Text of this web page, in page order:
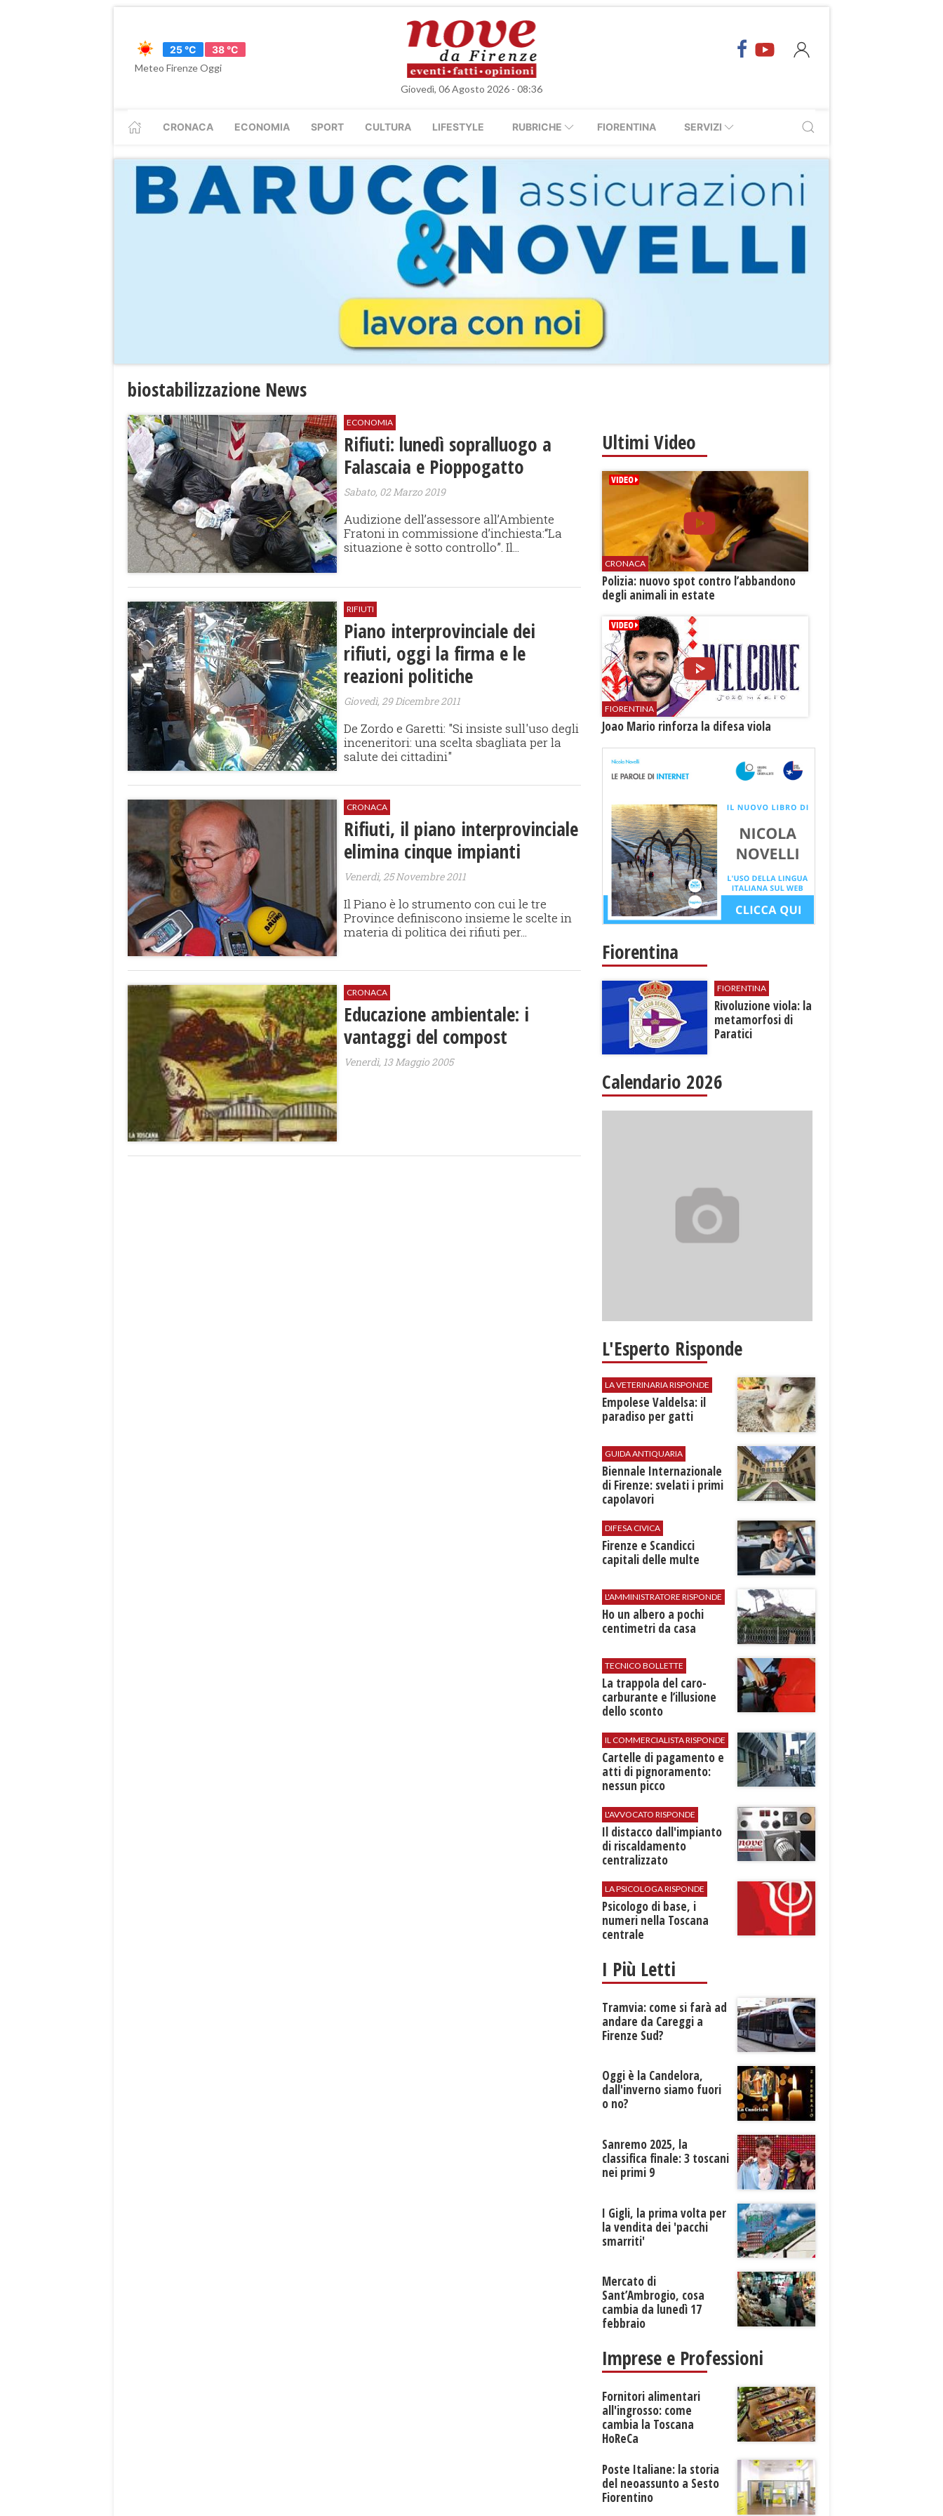
25 °C
38 °C
Meteo Firenze Oggi
Giovedì, 06 Agosto 2026 - 08:36
CRONACA ECONOMIA SPORT CULTURA LIFESTYLE RUBRICHE FIORENTINA SERVIZI
biostabilizzazione News
ECONOMIA
Rifiuti: lunedì sopralluogo a
Falascaia e Pioppogatto
Sabato, 02 Marzo 2019
Audizione dell’assessore all’Ambiente
Fratoni in commissione d’inchiesta:“La
situazione è sotto controllo”. Il...
RIFIUTI
Piano interprovinciale dei
rifiuti, oggi la firma e le
reazioni politiche
Giovedì, 29 Dicembre 2011
De Zordo e Garetti: "Si insiste sull'uso degli
inceneritori: una scelta sbagliata per la
salute dei cittadini"
CRONACA
Rifiuti, il piano interprovinciale
elimina cinque impianti
Venerdì, 25 Novembre 2011
Il Piano è lo strumento con cui le tre
Province definiscono insieme le scelte in
materia di politica dei rifiuti per...
CRONACA
Educazione ambientale: i
vantaggi del compost
Venerdì, 13 Maggio 2005
Ultimi Video
CRONACA
Polizia: nuovo spot contro l’abbandono
degli animali in estate
FIORENTINA
Joao Mario rinforza la difesa viola
Fiorentina
FIORENTINA
​Rivoluzione viola: la
metamorfosi di
Paratici
Calendario 2026
L'Esperto Risponde
LA VETERINARIA RISPONDE
Empolese Valdelsa: il
paradiso per gatti
GUIDA ANTIQUARIA
Biennale Internazionale
di Firenze: svelati i primi
capolavori
DIFESA CIVICA
Firenze e Scandicci
capitali delle multe
L'AMMINISTRATORE RISPONDE
Ho un albero a pochi
centimetri da casa
TECNICO BOLLETTE
​La trappola del caro-
carburante e l’illusione
dello sconto
IL COMMERCIALISTA RISPONDE
Cartelle di pagamento e
atti di pignoramento:
nessun picco
L'AVVOCATO RISPONDE
Il distacco dall'impianto
di riscaldamento
centralizzato
LA PSICOLOGA RISPONDE
Psicologo di base, i
numeri nella Toscana
centrale
I Più Letti
Tramvia: come si farà ad
andare da Careggi a
Firenze Sud?
Oggi è la Candelora,
dall'inverno siamo fuori
o no?
Sanremo 2025, la
classifica finale: 3 toscani
nei primi 9
I Gigli, la prima volta per
la vendita dei 'pacchi
smarriti'
Mercato di
Sant’Ambrogio, cosa
cambia da lunedì 17
febbraio
Imprese e Professioni
Fornitori alimentari
all'ingrosso: come
cambia la Toscana
HoReCa
Poste Italiane: la storia
del neoassunto a Sesto
Fiorentino